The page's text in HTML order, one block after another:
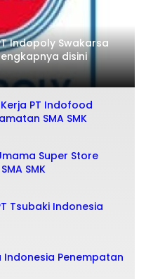
Indopoly Swakarsa
disini
PT Indofood
SMA SMK
Super Store
SMK
Tsubaki Indonesia
Indonesia Penempatan